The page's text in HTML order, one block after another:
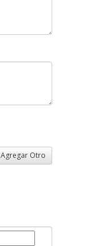
Agregar Otro